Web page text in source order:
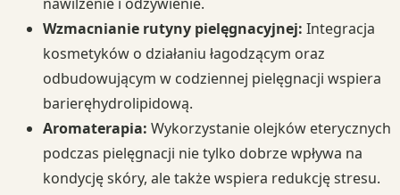
Wzmacnianie rutyny pielęgnacyjnej: Integracja
kosmetyków o działaniu łagodzącym oraz
odbudowującym w codziennej pielęgnacji wspiera
barieręhydrolipidową.
Aromaterapia: Wykorzystanie olejków eterycznych
podczas pielęgnacji nie tylko dobrze wpływa na
kondycję skóry, ale także wspiera redukcję stresu.